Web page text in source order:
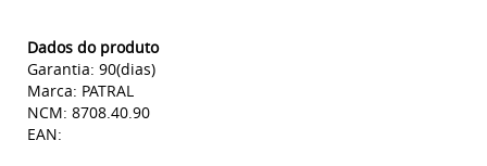
Dados do produto
Garantia: 90(dias)
Marca: PATRAL
NCM: 8708.40.90
EAN: